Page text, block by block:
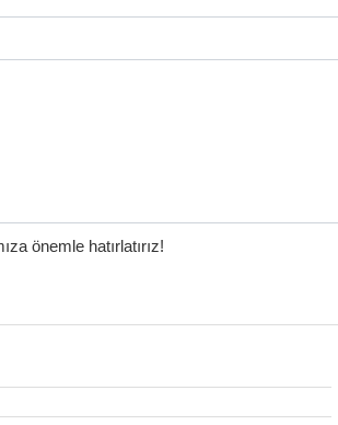
önemle hatırlatırız!